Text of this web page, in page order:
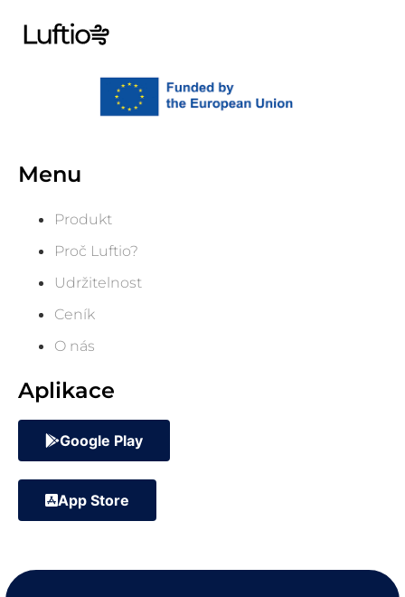
Menu
Produkt
Proč Luftio?
Udržitelnost
Ceník
O nás
Aplikace
Google Play
App Store